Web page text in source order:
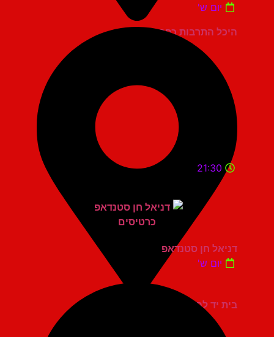
היכל התרבות כפר סבא
יום ש'
בית יד לבנים אשדוד
21:30
דניאל חן סטנדאפ
יום ש'